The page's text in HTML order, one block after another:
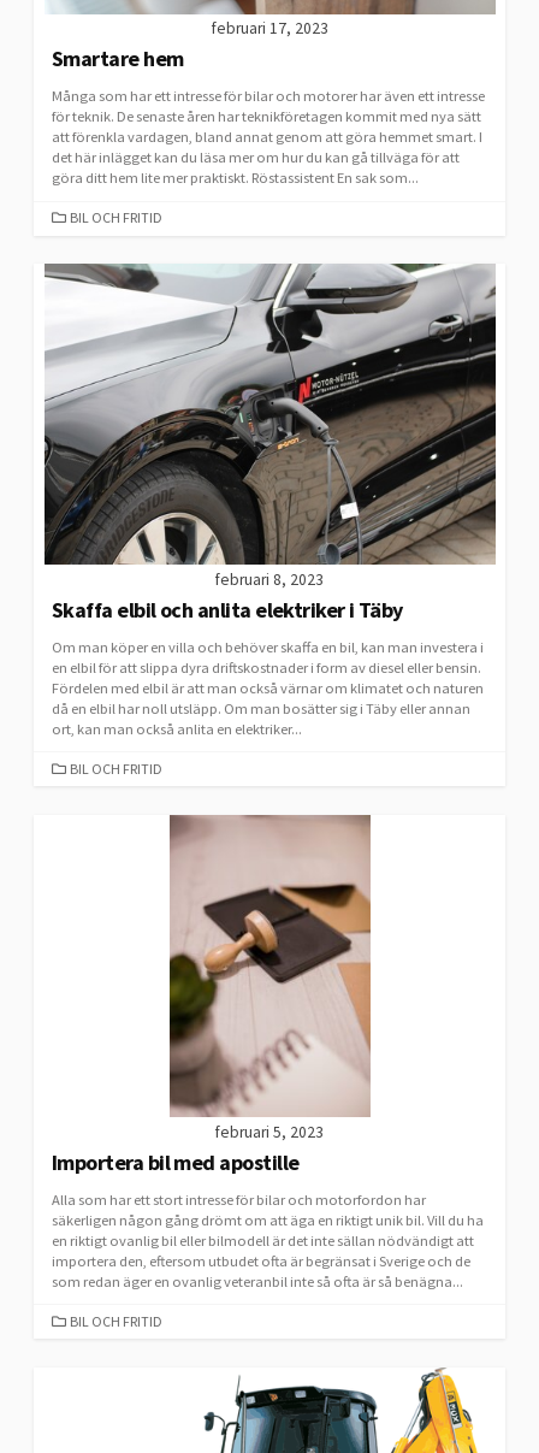
februari 17, 2023
Smartare hem
Många som har ett intresse för bilar och motorer har även ett intresse
för teknik. De senaste åren har teknikföretagen kommit med nya sätt
att förenkla vardagen, bland annat genom att göra hemmet smart. I
det här inlägget kan du läsa mer om hur du kan gå tillväga för att
göra ditt hem lite mer praktiskt. Röstassistent En sak som...
CATEGORIES
BIL OCH FRITID
februari 8, 2023
Skaffa elbil och anlita elektriker i Täby
Om man köper en villa och behöver skaffa en bil, kan man investera i
en elbil för att slippa dyra driftskostnader i form av diesel eller bensin.
Fördelen med elbil är att man också värnar om klimatet och naturen
då en elbil har noll utsläpp. Om man bosätter sig i Täby eller annan
ort, kan man också anlita en elektriker...
CATEGORIES
BIL OCH FRITID
februari 5, 2023
Importera bil med apostille
Alla som har ett stort intresse för bilar och motorfordon har
säkerligen någon gång drömt om att äga en riktigt unik bil. Vill du ha
en riktigt ovanlig bil eller bilmodell är det inte sällan nödvändigt att
importera den, eftersom utbudet ofta är begränsat i Sverige och de
som redan äger en ovanlig veteranbil inte så ofta är så benägna...
CATEGORIES
BIL OCH FRITID